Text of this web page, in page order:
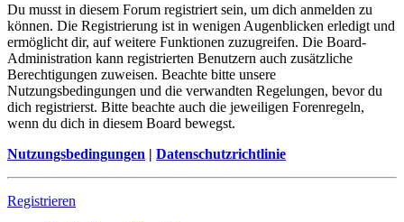
Du musst in diesem Forum registriert sein, um dich anmelden zu
können. Die Registrierung ist in wenigen Augenblicken erledigt und
ermöglicht dir, auf weitere Funktionen zuzugreifen. Die Board-
Administration kann registrierten Benutzern auch zusätzliche
Berechtigungen zuweisen. Beachte bitte unsere
Nutzungsbedingungen und die verwandten Regelungen, bevor du
dich registrierst. Bitte beachte auch die jeweiligen Forenregeln,
wenn du dich in diesem Board bewegst.
Nutzungsbedingungen | Datenschutzrichtlinie
Registrieren